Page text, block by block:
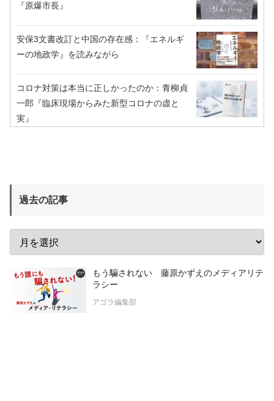
『原爆市長』
安保3文書改訂と中国の存在感：『エネルギ
ーの地政学』を読みながら
コロナ対策は本当に正しかったのか：青柳貞
一郎『臨床現場からみた新型コロナの虚と
実』
過去の記事
もう騙されない 藤原かずえのメディアリテ
ラシー
アゴラ編集部